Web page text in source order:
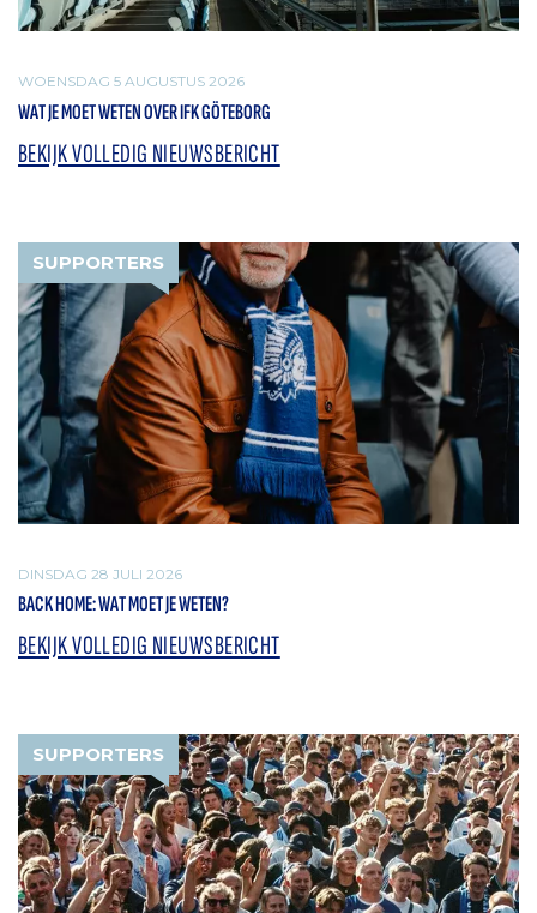
WOENSDAG 5 AUGUSTUS 2026
WAT JE MOET WETEN OVER IFK GÖTEBORG
BEKIJK VOLLEDIG NIEUWSBERICHT
SUPPORTERS
DINSDAG 28 JULI 2026
BACK HOME: WAT MOET JE WETEN?
BEKIJK VOLLEDIG NIEUWSBERICHT
SUPPORTERS